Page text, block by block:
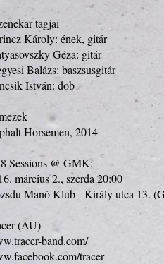
tagjai
Károly: ének, gitár
Géza: gitár
Balázs: baszsusgitár
István: dob
Horsemen, 2014
Sessions @ GMK:
március 2., szerda 20:00
Manó Klub - Király utca 13.
band.com/
tracer